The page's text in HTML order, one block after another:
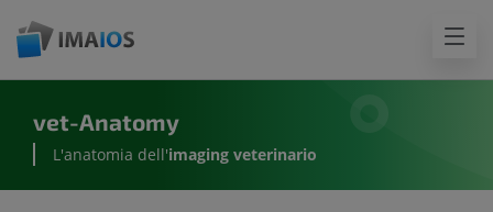
vet-Anatomy
L'anatomia dell'imaging veterinario